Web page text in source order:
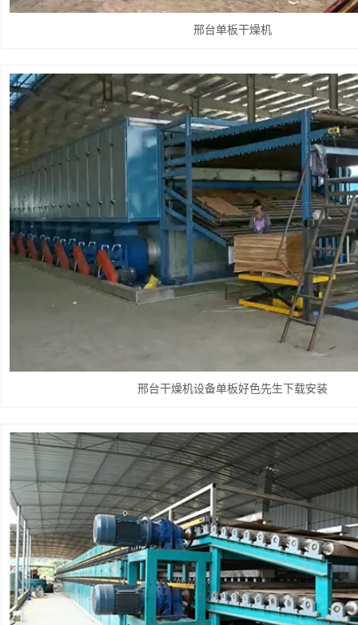
邢台单板干燥机
邢台干燥机设备单板好色先生下载安装